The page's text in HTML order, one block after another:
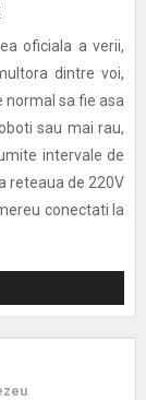
oficiala a verii,
dintre voi,
normal sa fie asa
sau mai rau,
intervale de
reteaua de 220V
conectati la